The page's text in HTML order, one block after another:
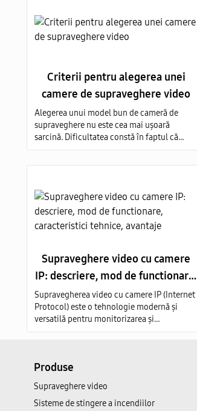
Criterii pentru alegerea unei
camere de supraveghere video
Alegerea unui model bun de cameră de
supraveghere nu este cea mai ușoară
sarcină. Dificultatea constă în faptul că
echipamentele care transmit imagini de
Supraveghere video cu camere
IP: descriere, mod de functionare,
caracteristici tehnice, avantaje
Supravegherea video cu camere IP (Internet
Protocol) este o tehnologie modernă și
versatilă pentru monitorizarea și
înregistrarea imaginilor video în diverse
Produse
Supraveghere video
Sisteme de stingere a incendiilor